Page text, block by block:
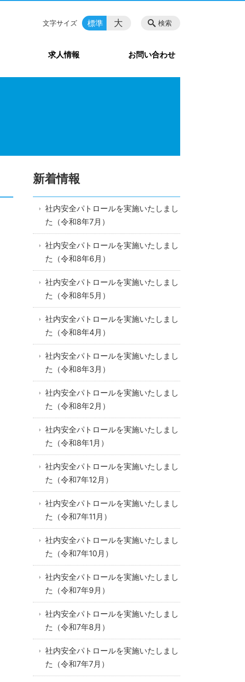
求人情報 お問い合わせ
検索
文字サイズ 標準 大
新着情報
社内安全パトロールを実施いたしまし
た（令和8年7月）
社内安全パトロールを実施いたしまし
た（令和8年6月）
社内安全パトロールを実施いたしまし
た（令和8年5月）
社内安全パトロールを実施いたしまし
た（令和8年4月）
社内安全パトロールを実施いたしまし
た（令和8年3月）
社内安全パトロールを実施いたしまし
た（令和8年2月）
社内安全パトロールを実施いたしまし
た（令和8年1月）
社内安全パトロールを実施いたしまし
た（令和7年12月）
社内安全パトロールを実施いたしまし
た（令和7年11月）
社内安全パトロールを実施いたしまし
た（令和7年10月）
社内安全パトロールを実施いたしまし
た（令和7年9月）
社内安全パトロールを実施いたしまし
た（令和7年8月）
社内安全パトロールを実施いたしまし
た（令和7年7月）